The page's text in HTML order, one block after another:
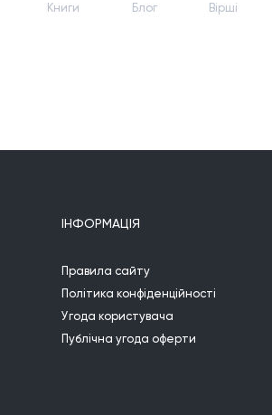
Книги Блог Вірші
ІНФОРМАЦІЯ
Правила сайту
Політика конфіденційності
Угода користувача
Публічна угода оферти